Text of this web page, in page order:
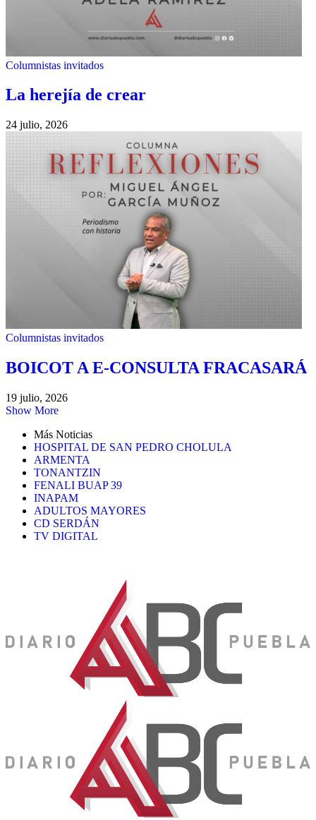
Columnistas invitados
La herejía de crear
24 julio, 2026
Columnistas invitados
BOICOT A E-CONSULTA FRACASARÁ
19 julio, 2026
Show More
Más Noticias
HOSPITAL DE SAN PEDRO CHOLULA
ARMENTA
TONANTZIN
FENALI BUAP 39
INAPAM
ADULTOS MAYORES
CD SERDÁN
TV DIGITAL